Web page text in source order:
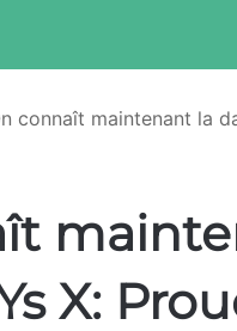
connaît maintenant la
X: